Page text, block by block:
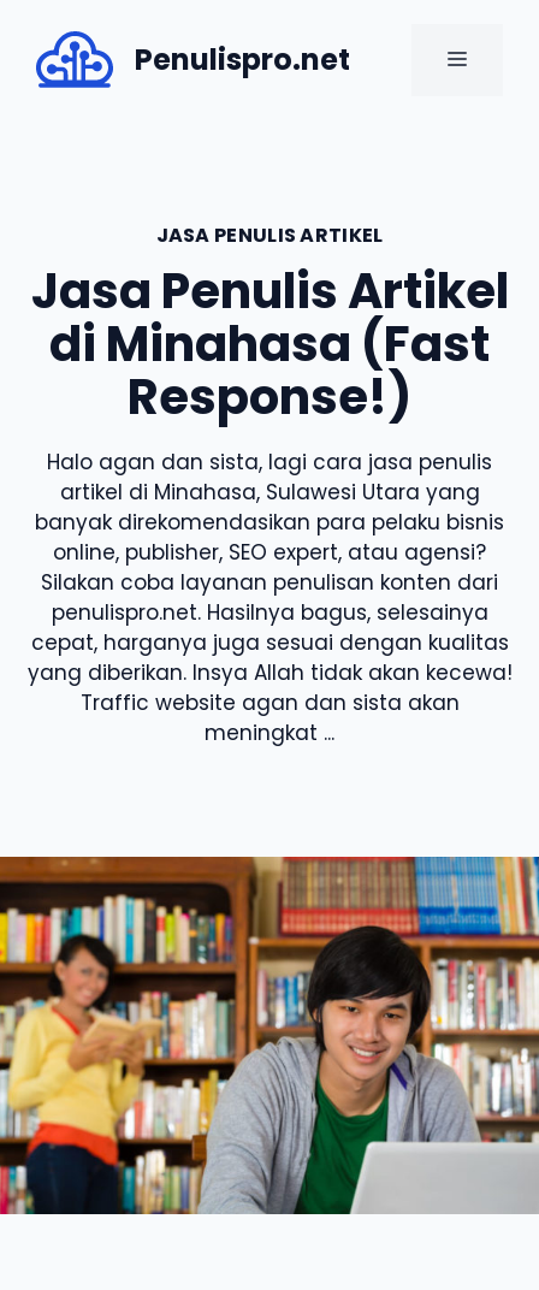
content
Penulispro.net MENU
JASA PENULIS ARTIKEL
Jasa Penulis Artikel
di Minahasa (Fast
Response!)
Halo agan dan sista, lagi cara jasa penulis
artikel di Minahasa, Sulawesi Utara yang
banyak direkomendasikan para pelaku bisnis
online, publisher, SEO expert, atau agensi?
Silakan coba layanan penulisan konten dari
penulispro.net. Hasilnya bagus, selesainya
cepat, harganya juga sesuai dengan kualitas
yang diberikan. Insya Allah tidak akan kecewa!
Traffic website agan dan sista akan
meningkat ...